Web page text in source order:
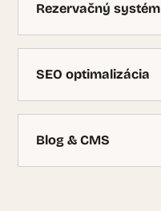
Rezervačný systém
SEO optimalizácia
Blog & CMS